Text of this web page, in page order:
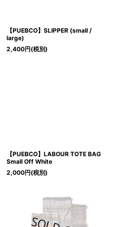
【PUEBCO】SLIPPER (small /
large)
2,400円(税別)
【PUEBCO】LABOUR TOTE BAG
Small Off White
2,000円(税別)